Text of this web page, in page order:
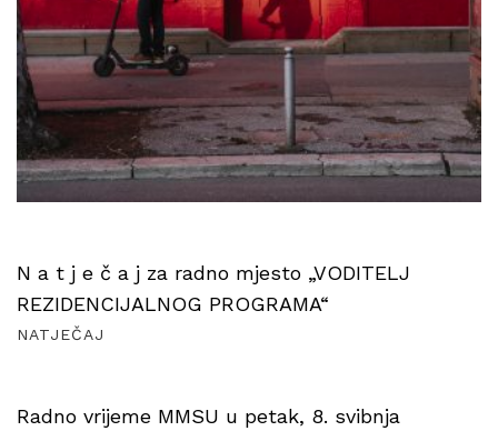
N a t j e č a j za radno mjesto „VODITELJ
REZIDENCIJALNOG PROGRAMA“
NATJEČAJ
Radno vrijeme MMSU u petak, 8. svibnja